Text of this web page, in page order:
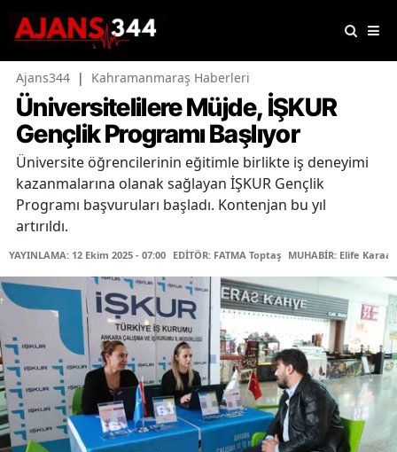
Ajans344 | Kahramanmaraş Haberleri
Üniversitelilere Müjde, İŞKUR
Gençlik Programı Başlıyor
Üniversite öğrencilerinin eğitimle birlikte iş deneyimi
kazanmalarına olanak sağlayan İŞKUR Gençlik
Programı başvuruları başladı. Kontenjan bu yıl
artırıldı.
YAYINLAMA: 12 Ekim 2025 - 07:00 EDİTÖR: FATMA Toptaş MUHABİR: Elife